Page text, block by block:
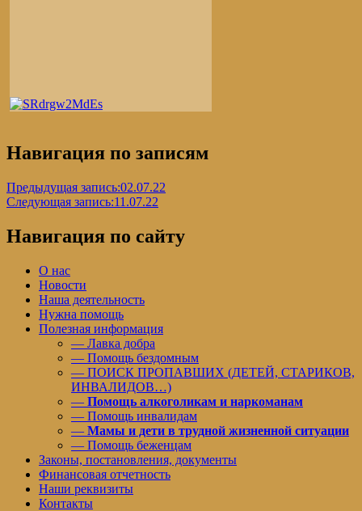
Навигация по записям
Предыдущая запись:02.07.22
Следующая запись:11.07.22
Навигация по сайту
О нас
Новости
Наша деятельность
Нужна помощь
Полезная информация
— Лавка добра
— Помощь бездомным
— ПОИСК ПРОПАВШИХ (ДЕТЕЙ, СТАРИКОВ,
ИНВАЛИДОВ…)
— Помощь алкоголикам и наркоманам
— Помощь инвалидам
— Мамы и дети в трудной жизненной ситуации
— Помощь беженцам
Законы, постановления, документы
Финансовая отчетность
Наши реквизиты
Контакты